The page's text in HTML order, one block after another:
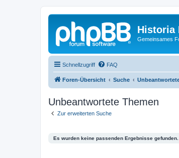
Historia
Gemeinsames
Schnellzugriff FAQ
Foren-Übersicht Suche
Unbeantwortete Themen
Zur erweiterten Suche
Es wurden keine passenden Ergebnisse gefunden.